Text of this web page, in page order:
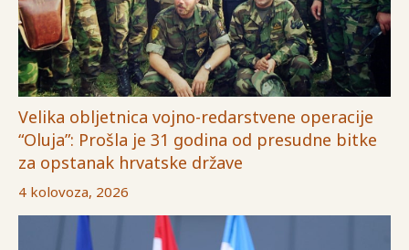
Velika obljetnica vojno-redarstvene operacije
“Oluja”: Prošla je 31 godina od presudne bitke
za opstanak hrvatske države
4 kolovoza, 2026